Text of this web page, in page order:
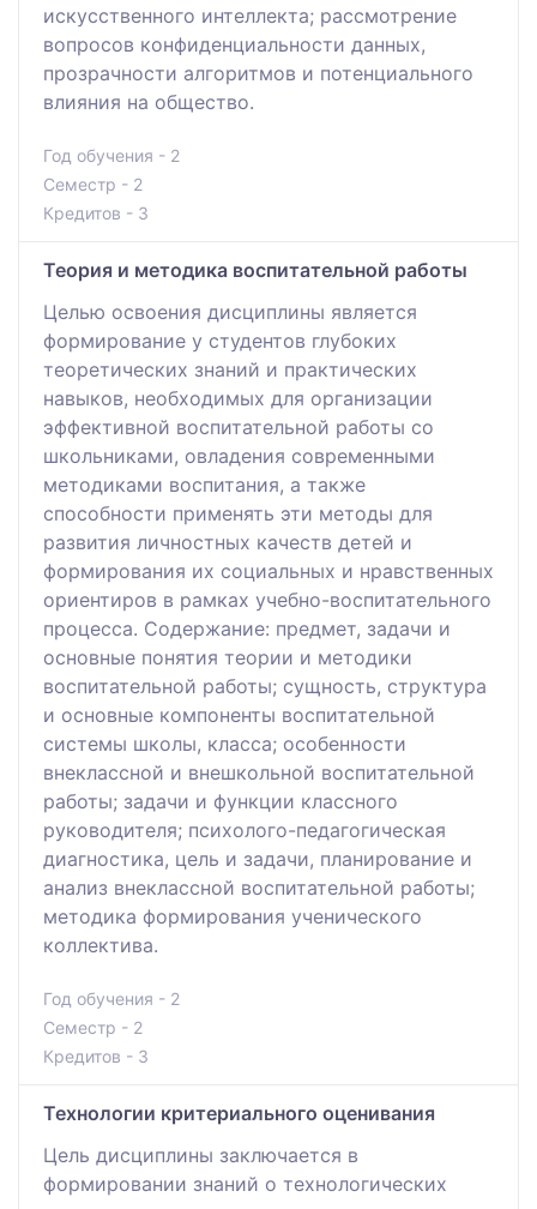
искусственного интеллекта; рассмотрение
вопросов конфиденциальности данных,
прозрачности алгоритмов и потенциального
влияния на общество.
Год обучения - 2
Семестр - 2
Кредитов - 3
Теория и методика воспитательной работы
Целью освоения дисциплины является
формирование у студентов глубоких
теоретических знаний и практических
навыков, необходимых для организации
эффективной воспитательной работы со
школьниками, овладения современными
методиками воспитания, а также
способности применять эти методы для
развития личностных качеств детей и
формирования их социальных и нравственных
ориентиров в рамках учебно-воспитательного
процесса. Содержание: предмет, задачи и
основные понятия теории и методики
воспитательной работы; сущность, структура
и основные компоненты воспитательной
системы школы, класса; особенности
внеклассной и внешкольной воспитательной
работы; задачи и функции классного
руководителя; психолого-педагогическая
диагностика, цель и задачи, планирование и
анализ внеклассной воспитательной работы;
методика формирования ученического
коллектива.
Год обучения - 2
Семестр - 2
Кредитов - 3
Технологии критериального оценивания
Цель дисциплины заключается в
формировании знаний о технологических